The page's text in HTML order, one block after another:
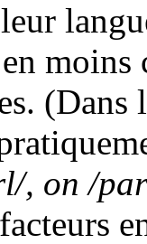
moins
(Dans
, on /